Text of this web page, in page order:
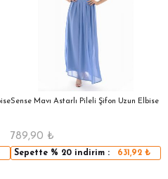
Sense Mavı Astarlı Pileli Şifon Uzun Elbise
789,90 ₺
Sepette % 20 indirim : 631,92₺